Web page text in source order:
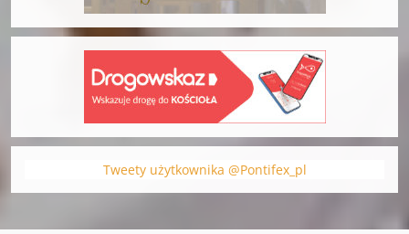
Tweety użytkownika @Pontifex_pl